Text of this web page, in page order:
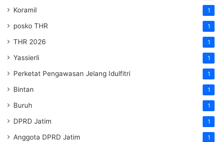
Koramil 1
posko THR 1
THR 2026 1
Yassierli 1
Perketat Pengawasan Jelang Idulfitri 1
Bintan 1
Buruh 1
DPRD Jatim 1
Anggota DPRD Jatim 1